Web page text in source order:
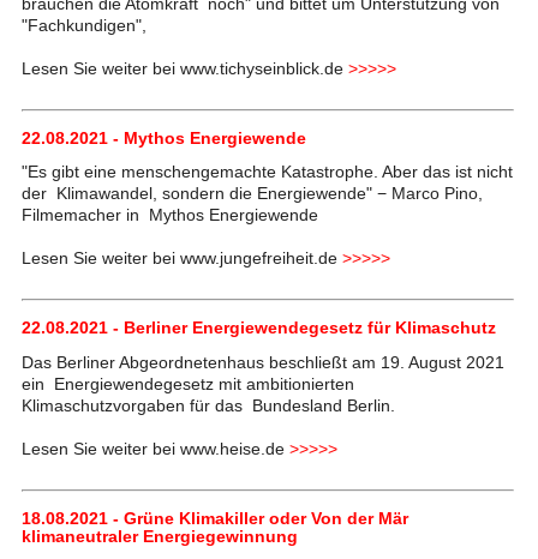
"Fachkundigen",
Lesen Sie weiter bei www.tichyseinblick.de >>>>>
22.08.2021 - Mythos Energiewende
"Es gibt eine menschengemachte Katastrophe. Aber das ist nicht
der Klimawandel, sondern die Energiewende" − Marco Pino,
Filmemacher in Mythos Energiewende
Lesen Sie weiter bei www.jungefreiheit.de >>>>>
22.08.2021 - Berliner Energiewendegesetz für Klimaschutz
Das Berliner Abgeordnetenhaus beschließt am 19. August 2021
ein Energiewendegesetz mit ambitionierten
Klimaschutzvorgaben für das Bundesland Berlin.
Lesen Sie weiter bei www.heise.de >>>>>
18.08.2021 - Grüne Klimakiller oder Von der Mär
klimaneutraler Energiegewinnung